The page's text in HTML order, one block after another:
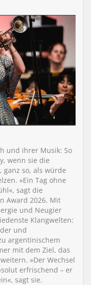
und ihrer Musik: So
wenn sie die
so, als würde
»Ein Tag ohne
sagt die
Award 2026. Mit
und Neugier
Klangwelten:
und
argentinischem
mit dem Ziel, das
»Der Wechsel
erfrischend – er
sagt sie.